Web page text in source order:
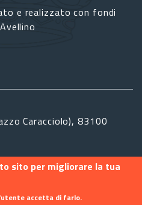
e realizzato con fondi
Caracciolo), 83100
sito per migliorare la tua
accetta di farlo.